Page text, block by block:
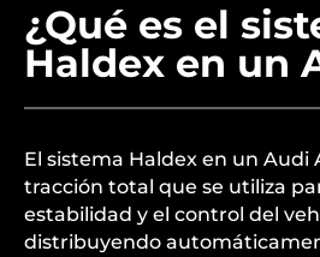
¿Qué es el
Haldex en un
El sistema Haldex en un Audi
tracción total que se utiliza
estabilidad y el control del
distribuyendo